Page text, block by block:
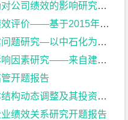
绩效的影响研究开题报告
2015年上市公司的数据开题报告
究—以中石化为例开题报告
自建筑业上市公司的经验证据开题报告
开题报告
及其投资效率影响研究开题报告
绩效关系研究开题报告